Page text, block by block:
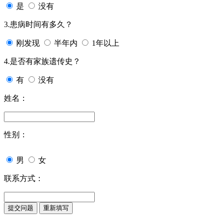
是 没有
3.患病时间有多久？
刚发现 半年内 1年以上
4.是否有家族遗传史？
有 没有
姓名：
性别：
男 女
联系方式：